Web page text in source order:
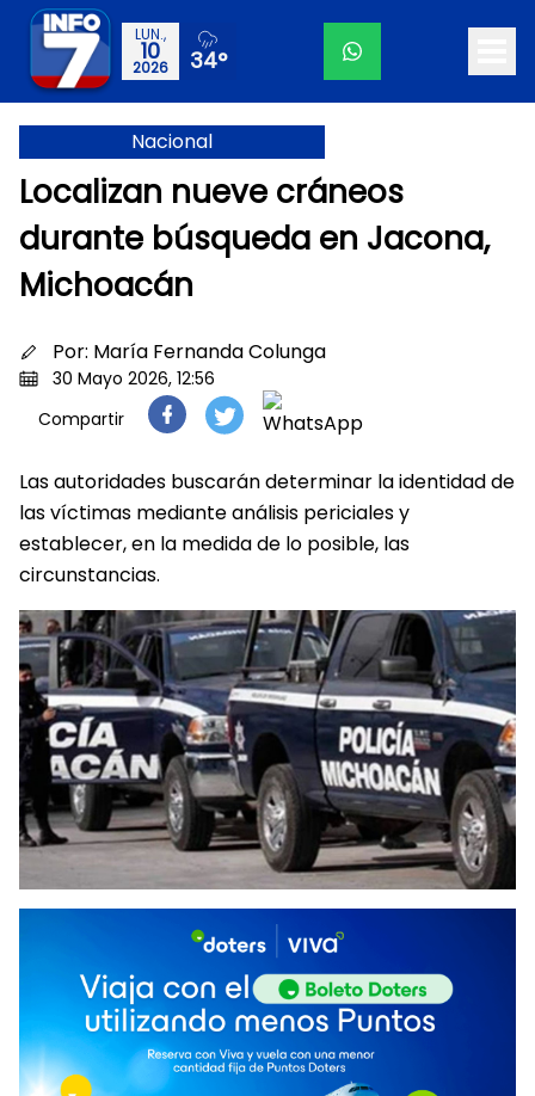
LUN.,
10
2026 34°
Nacional
Localizan nueve cráneos
durante búsqueda en Jacona,
Michoacán
Por: María Fernanda Colunga
30 Mayo 2026, 12:56
Compartir
Las autoridades buscarán determinar la identidad de
las víctimas mediante análisis periciales y
establecer, en la medida de lo posible, las
circunstancias.